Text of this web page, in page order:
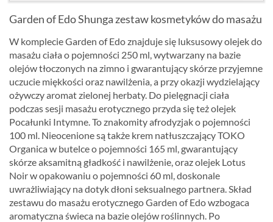
Garden of Edo Shunga zestaw kosmetyków do masażu
W komplecie Garden of Edo znajduje się luksusowy olejek do
masażu ciała o pojemności 250 ml, wytwarzany na bazie
olejów tłoczonych na zimno i gwarantujący skórze przyjemne
uczucie miękkości oraz nawilżenia, a przy okazji wydzielający
ożywczy aromat zielonej herbaty. Do pielęgnacji ciała
podczas sesji masażu erotycznego przyda się też olejek
Pocałunki Intymne. To znakomity afrodyzjak o pojemności
100 ml. Nieocenione są także krem natłuszczający TOKO
Organica w butelce o pojemności 165 ml, gwarantujący
skórze aksamitną gładkość i nawilżenie, oraz olejek Lotus
Noir w opakowaniu o pojemności 60 ml, doskonale
uwrażliwiający na dotyk dłoni seksualnego partnera. Skład
zestawu do masażu erotycznego Garden of Edo wzbogaca
aromatyczna świeca na bazie olejów roślinnych. Po